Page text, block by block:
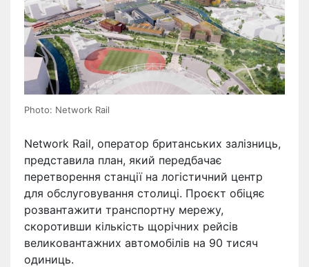
Photo: Network Rail
Network Rail, оператор британських залізниць,
представила план, який передбачає
перетворення станції на логістичний центр
для обслуговування столиці. Проєкт обіцяє
розвантажити транспортну мережу,
скоротивши кількість щорічних рейсів
великовантажних автомобілів на 90 тисяч
одиниць.